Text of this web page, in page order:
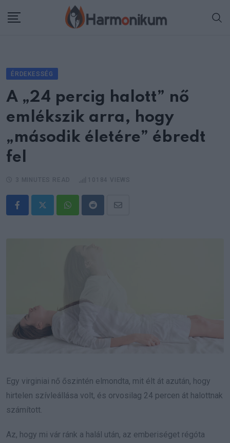
ÉRDEKESSÉG
A „24 percig halott” nő
emlékszik arra, hogy
„második életére” ébredt
fel
WhatsappRedditShare
Egy virginiai nő őszintén elmondta, mit élt át azután, hogy
hirtelen szívleállása volt, és orvosilag 24 percen át halottnak
számított.
Az, hogy mi vár ránk a halál után, az emberiséget régóta